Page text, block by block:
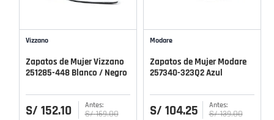
Vizzano
Zapatos de Mujer Vizzano
251285-448 Blanco / Negro
S/ 152.10 S/ 169.00
Modare
Zapatos de Mujer Modare
257340-323Q2 Azul
S/ 104.25 S/ 139.00